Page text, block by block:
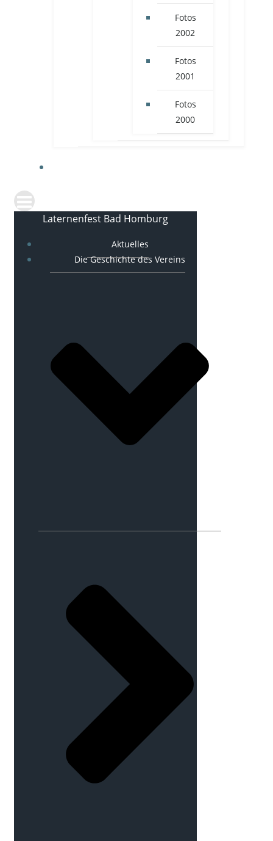
Fotos
2002
Fotos
2001
Fotos
2000
Laternenfest Bad Homburg
Aktuelles
Die Geschichte des Vereins